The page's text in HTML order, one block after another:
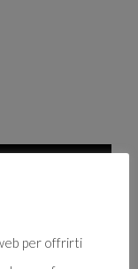
per offrirti